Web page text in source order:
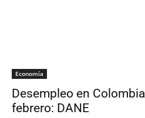
Economía
Desempleo en
febrero: DANE